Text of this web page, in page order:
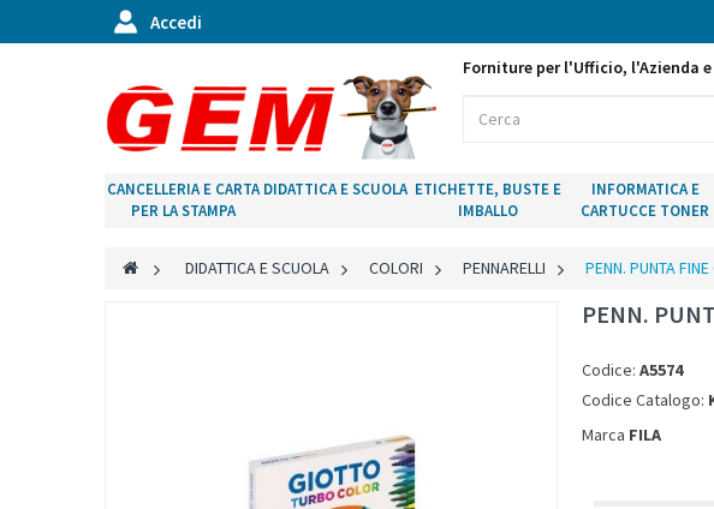
Accedi
Forniture per l'Ufficio, l'Azienda
CANCELLERIA E CARTA
PER LA STAMPA
DIDATTICA E SCUOLA ETICHETTE, BUSTE E
IMBALLO
INFORMATICA E
CARTUCCE TONER
> DIDATTICA E SCUOLA > COLORI > PENNARELLI > PENN. PUNTA
PENN.
Codice: A5574
Codice Catalogo:
Marca FILA